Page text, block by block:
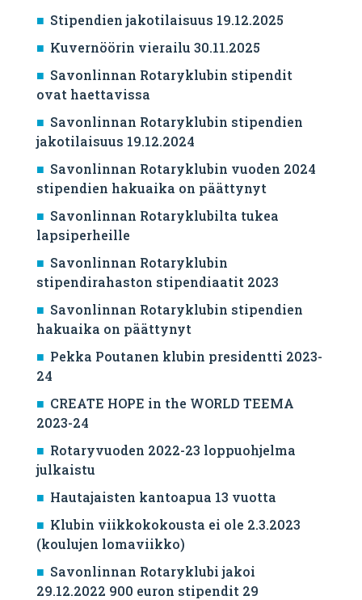
Stipendien jakotilaisuus 19.12.2025
Kuvernöörin vierailu 30.11.2025
Savonlinnan Rotaryklubin stipendit
ovat haettavissa
Savonlinnan Rotaryklubin stipendien
jakotilaisuus 19.12.2024
Savonlinnan Rotaryklubin vuoden 2024
stipendien hakuaika on päättynyt
Savonlinnan Rotaryklubilta tukea
lapsiperheille
Savonlinnan Rotaryklubin
stipendirahaston stipendiaatit 2023
Savonlinnan Rotaryklubin stipendien
hakuaika on päättynyt
Pekka Poutanen klubin presidentti 2023-
24
CREATE HOPE in the WORLD TEEMA
2023-24
Rotaryvuoden 2022-23 loppuohjelma
julkaistu
Hautajaisten kantoapua 13 vuotta
Klubin viikkokokousta ei ole 2.3.2023
(koulujen lomaviikko)
Savonlinnan Rotaryklubi jakoi
29.12.2022 900 euron stipendit 29